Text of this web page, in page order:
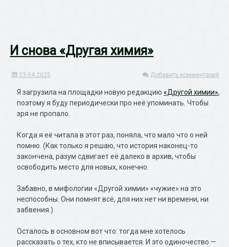
И снова «Другая химия»
23.04.2025 Добавить комментарий
Я загрузила на площадки новую редакцию«Другой химии»,
поэтому я буду периодически про неё упоминать. Чтобы
зря не пропало.
Когда я её читала в этот раз, поняла, что мало что о ней
помню. (Как только я решаю, что история наконец-то
закончена, разум сдвигает её далеко в архив, чтобы
освободить место для новых,конечно.
Забавно, в мифологии «Другой химии» «чужие» на это
неспособны. Они помнят всё, для них нет ни времени, ни
забвения.)
Осталось в основном вот что: тогда мне хотелось
рассказать о тех, кто не вписывается. И это одиночество —